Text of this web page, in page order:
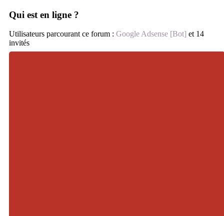
Qui est en ligne ?
Utilisateurs parcourant ce forum : Google Adsense [Bot] et 14
invités